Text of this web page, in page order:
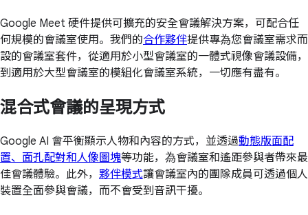
Google Meet 硬件提供可擴充的安全會議解決方案，可配合任
何規模的會議室使用。我們的合作夥伴提供專為您會議室需求而
設的會議室套件，從適用於小型會議室的一體式視像會議設備，
到適用於大型會議室的模組化會議室系統，一切應有盡有。
混合式會議的呈現方式
Google AI 會平衡顯示人物和內容的方式，並透過動態版面配
置、面孔配對和人像圖塊等功能，為會議室和遙距參與者帶來最
佳會議體驗。此外， 夥伴模式讓會議室內的團隊成員可透過個人
裝置全面參與會議，而不會受到音訊干擾。